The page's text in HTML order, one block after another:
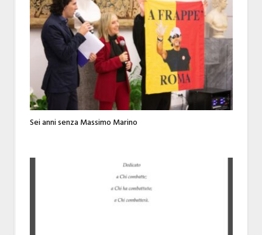
Sei anni senza Massimo Marino